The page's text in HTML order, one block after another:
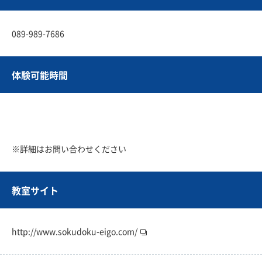
089-989-7686
体験可能時間
※詳細はお問い合わせください
教室サイト
http://www.sokudoku-eigo.com/